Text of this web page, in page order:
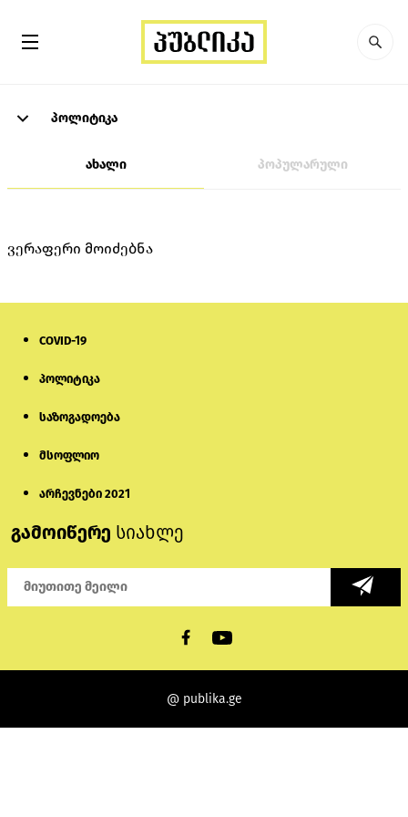
პოლიტიკა
ახალი პოპულარული
ვერაფერი მოიძებნა
COVID-19
პოლიტიკა
საზოგადოება
მსოფლიო
არჩევნები 2021
გამოიწერე სიახლე
@ publika.ge